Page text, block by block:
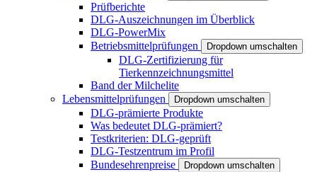
Prüfberichte
DLG-Auszeichnungen im Überblick
DLG-PowerMix
Betriebsmittelprüfungen
Dropdown umschalten
DLG-Zertifizierung für
Tierkennzeichnungsmittel
Band der Milchelite
Lebensmittelprüfungen
Dropdown umschalten
DLG-prämierte Produkte
Was bedeutet DLG-prämiert?
Testkriterien: DLG-geprüft
DLG-Testzentrum im Profil
Bundesehrenpreise
Dropdown umschalten